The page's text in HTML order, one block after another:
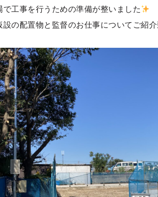
で工事を行うための準備が整いました
設の配置物と監督のお仕事についてご紹介